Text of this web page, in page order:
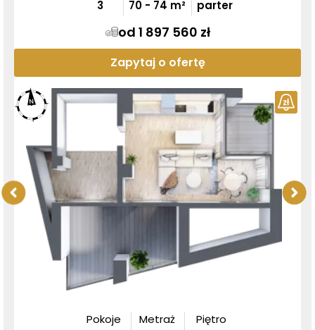
3 70 - 74 m² parter
od 1 897 560 zł
Zapytaj o ofertę
Pokoje
Metraż
Piętro